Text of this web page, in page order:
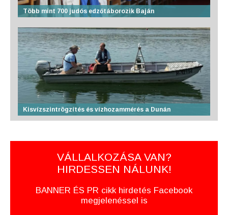
Több mint 700 judós edzőtáborozik Baján
Kisvízszintrögzítés és vízhozammérés a Dunán
VÁLLALKOZÁSA VAN?
HIRDESSEN NÁLUNK!
BANNER ÉS PR cikk hirdetés Facebook
megjelenéssel is